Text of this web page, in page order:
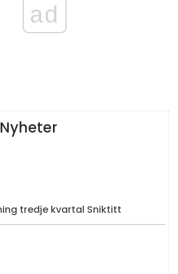
ad
tredje kvartal Sniktitt